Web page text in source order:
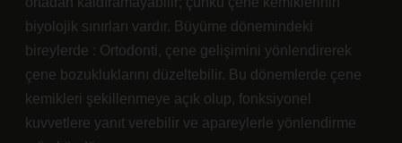
biyolojik sınırları vardır. Büyüme dönemindeki
bireylerde : Ortodonti, çene gelişimini yönlendirerek
çene bozukluklarını düzeltebilir. Bu dönemlerde çene
kemikleri şekillenmeye açık olup, fonksiyonel
kuvvetlere yanıt verebilir ve apareylerle yönlendirme